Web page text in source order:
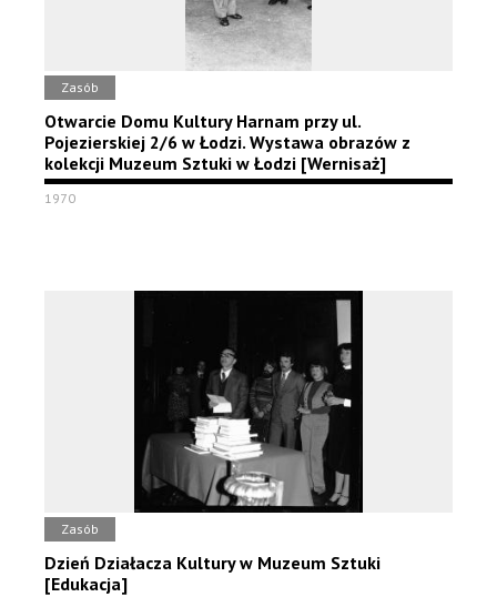
Zasób
Otwarcie Domu Kultury Harnam przy ul.
Pojezierskiej 2/6 w Łodzi. Wystawa obrazów z
kolekcji Muzeum Sztuki w Łodzi [Wernisaż]
1970
Zasób
Dzień Działacza Kultury w Muzeum Sztuki
[Edukacja]